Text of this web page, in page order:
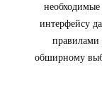
интерфейсу
правилами
обширному